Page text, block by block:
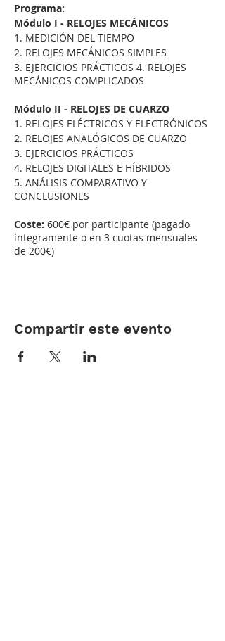
Programa:
Módulo I - RELOJES MECÁNICOS
1. MEDICIÓN DEL TIEMPO
2. RELOJES MECÁNICOS SIMPLES
3. EJERCICIOS PRÁCTICOS 4. RELOJES
MECÁNICOS COMPLICADOS
Módulo II - RELOJES DE CUARZO
1. RELOJES ELÉCTRICOS Y ELECTRÓNICOS
2. RELOJES ANALÓGICOS DE CUARZO
3. EJERCICIOS PRÁCTICOS
4. RELOJES DIGITALES E HÍBRIDOS
5. ANÁLISIS COMPARATIVO Y
CONCLUSIONES
Coste: 600€ por participante (pagado
íntegramente o en 3 cuotas mensuales
de 200€)
Compartir este evento